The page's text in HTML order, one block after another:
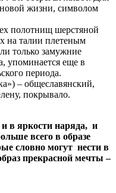
жизни, символом
полотнищ шерстяной
на талии плетеным
только замужние
упоминается еще в
периода.
– общеславянский,
покрывало.
в яркости наряда, и
всего в образе
словно могут нести в
прекрасной мечты –